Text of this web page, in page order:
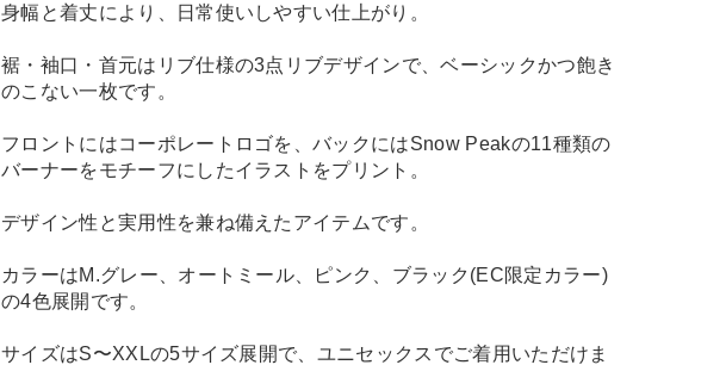
身幅と着丈により、日常使いしやすい仕上がり。
裾・袖口・首元はリブ仕様の3点リブデザインで、ベーシックかつ飽き
のこない一枚です。
フロントにはコーポレートロゴを、バックにはSnow Peakの11種類の
バーナーをモチーフにしたイラストをプリント。
デザイン性と実用性を兼ね備えたアイテムです。
カラーはM.グレー、オートミール、ピンク、ブラック(EC限定カラー)
の4色展開です。
サイズはS〜XXLの5サイズ展開で、ユニセックスでご着用いただけま